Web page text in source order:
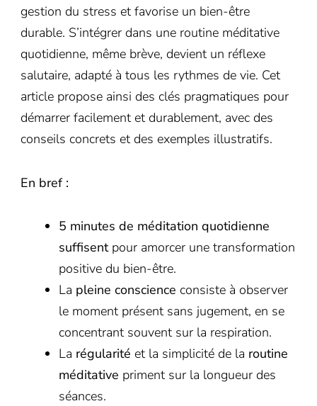
gestion du stress et favorise un bien-être
durable. S’intégrer dans une routine méditative
quotidienne, même brève, devient un réflexe
salutaire, adapté à tous les rythmes de vie. Cet
article propose ainsi des clés pragmatiques pour
démarrer facilement et durablement, avec des
conseils concrets et des exemples illustratifs.
En bref :
5 minutes de méditation quotidienne
suffisentpour amorcer une transformation
positive du bien-être.
La pleine conscience consiste à observer
le moment présent sans jugement, en se
concentrant souvent sur la respiration.
La régularité et la simplicité de la routine
méditative priment sur la longueur des
séances.